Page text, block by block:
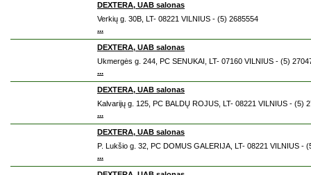
DEXTERA, UAB salonas
Verkių g. 30B, LT- 08221 VILNIUS - (5) 2685554
...
DEXTERA, UAB salonas
Ukmergės g. 244, PC SENUKAI, LT- 07160 VILNIUS - (5)
...
DEXTERA, UAB salonas
Kalvarijų g. 125, PC BALDŲ ROJUS, LT- 08221 VILNIUS - (5)
...
DEXTERA, UAB salonas
P. Lukšio g. 32, PC DOMUS GALERIJA, LT- 08221 VILNIUS -
...